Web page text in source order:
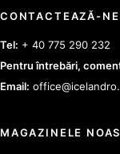
CONTACTEAZĂ-NE
Tel: + 40 775 290 232
Pentru întrebări,
Email:
MAGAZINELE